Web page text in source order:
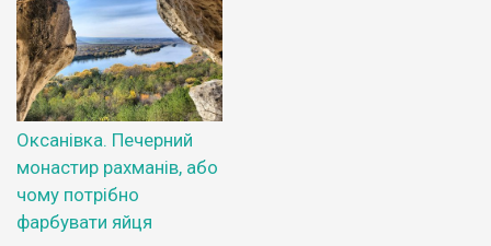
Оксанівка. Печерний
монастир рахманів, або
чому потрібно
фарбувати яйця